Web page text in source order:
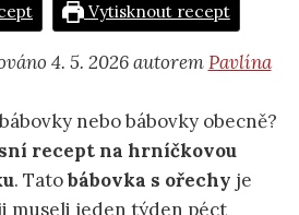
Vytisknout recept
4. 5. 2026 autoremPavlína
nebo bábovky obecně?
recept na hrníčkovou
. Tatobábovka s ořechy je
museli jeden týden péct